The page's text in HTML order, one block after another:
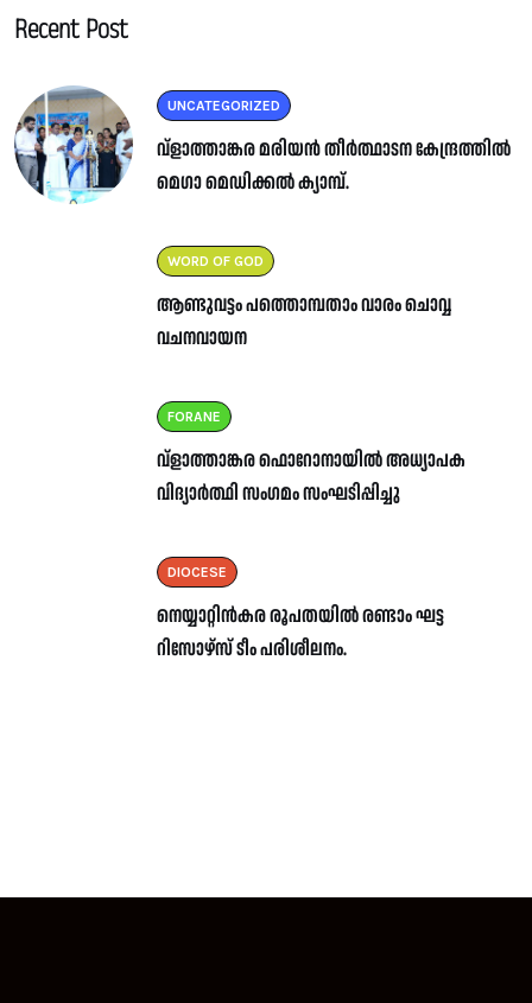
Recent Post
UNCATEGORIZED
വ്ളാത്താങ്കര മരിയൻ തീർത്ഥാടന കേന്ദ്രത്തിൽ
മെഗാ മെഡിക്കൽ ക്യാമ്പ്.
WORD OF GOD
ആണ്ടുവട്ടം പത്തൊമ്പതാം വാരം ചൊവ്വ
വചനവായന
FORANE
വ്ളാത്താങ്കര ഫൊറോനായിൽ അധ്യാപക
വിദ്യാർത്ഥി സംഗമം സംഘടിപ്പിച്ചു
DIOCESE
നെയ്യാറ്റിൻകര രൂപതയിൽ രണ്ടാം ഘട്ട
റിസോഴ്സ് ടീം പരിശീലനം.